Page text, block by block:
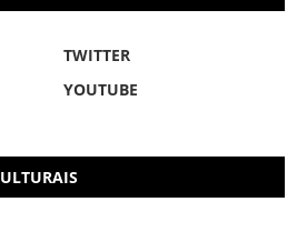
TWITTER
YOUTUBE